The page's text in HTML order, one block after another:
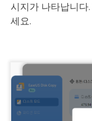
시지가 나타납니다.
세요.